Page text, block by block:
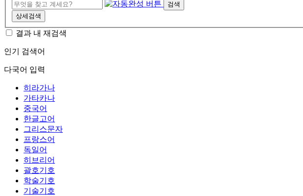
검색
상세검색
결과 내 재검색
인기 검색어
다국어 입력
히라가나
가타카나
중국어
한글고어
그리스문자
프랑스어
독일어
히브리어
괄호기호
학술기호
기술기호